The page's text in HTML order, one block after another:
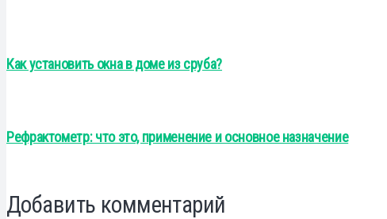
Как установить окна в доме из сруба?
Рефрактометр: что это, применение и основное назначение
Добавить комментарий